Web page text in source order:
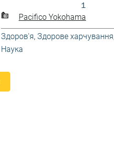
１
Pacifico Yokohama
Здоров'я, Здорове харчування
Наука